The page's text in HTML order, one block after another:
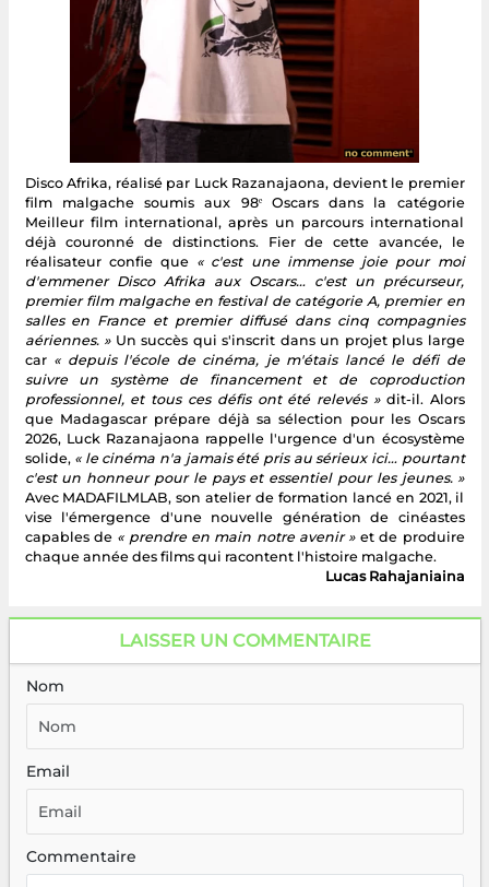
Disco Afrika, réalisé par Luck Razanajaona, devient le premier
film malgache soumis aux 98ᵉ Oscars dans la catégorie
Meilleur film international, après un parcours international
déjà couronné de distinctions. Fier de cette avancée, le
réalisateur confie que « c'est une immense joie pour moi
d'emmener Disco Afrika aux Oscars… c'est un précurseur,
premier film malgache en festival de catégorie A, premier en
salles en France et premier diffusé dans cinq compagnies
aériennes. »Un succès qui s'inscrit dans un projet plus large
car « depuis l'école de cinéma, je m'étais lancé le défi de
suivre un système de financement et de coproduction
professionnel, et tous ces défis ont été relevés »dit-il. Alors
que Madagascar prépare déjà sa sélection pour les Oscars
2026, Luck Razanajaona rappelle l'urgence d'un écosystème
solide, « le cinéma n'a jamais été pris au sérieux ici… pourtant
c'est un honneur pour le pays et essentiel pour les jeunes. »
Avec MADAFILMLAB, son atelier de formation lancé en 2021, il
vise l'émergence d'une nouvelle génération de cinéastes
capables de « prendre en main notre avenir »et de produire
chaque année des films qui racontent l'histoire malgache.
Lucas Rahajaniaina
LAISSER UN COMMENTAIRE
Nom
Email
Commentaire